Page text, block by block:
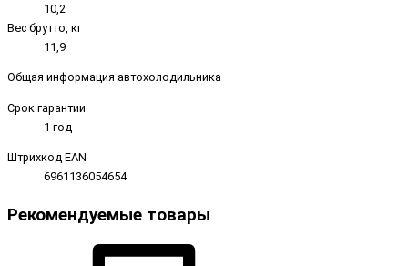
10,2
Вес брутто, кг
11,9
Общая информация автохолодильника
Срок гарантии
1 год
Штрихкод EAN
6961136054654
Рекомендуемые товары